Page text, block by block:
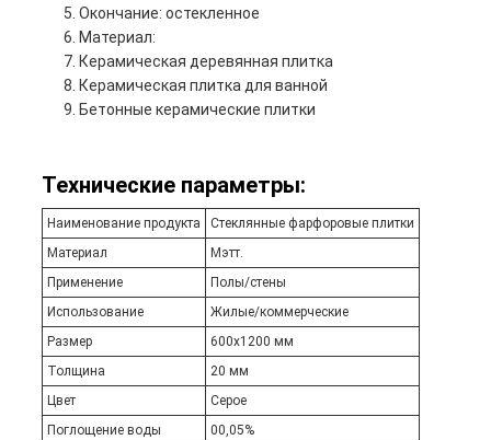
Окончание: остекленное
Материал:
Керамическая деревянная плитка
Керамическая плитка для ванной
Бетонные керамические плитки
Технические параметры:
Наименование продукта
Стеклянные фарфоровые плитки
Материал
Мэтт.
Применение
Полы/стены
Использование
Жилые/коммерческие
Размер
600х1200 мм
Толщина
20 мм
Цвет
Серое
Поглощение воды
00,05%